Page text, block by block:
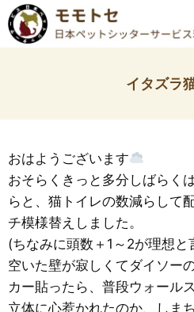
イタズラ
おはようございます
おそらくきっと多分しばらく
らと、猫トイレの数減らして
チ模様替えしました。
(ちなみに頭数＋1～2が理想と
空いた壁が寂しくてダイソー
カー貼ったら、普段ウォール
立体に心惹かれたのか、しま